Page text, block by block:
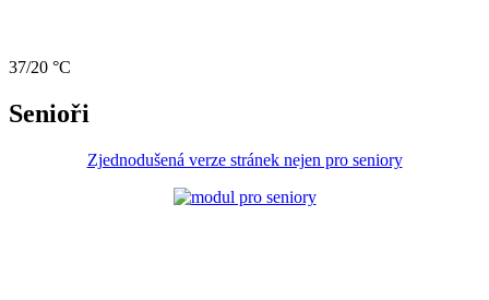
37/20 °C
Senioři
Zjednodušená verze stránek nejen pro seniory